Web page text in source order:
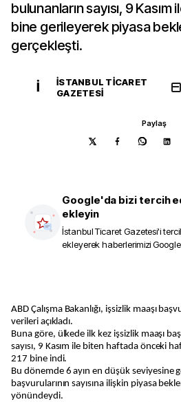
bulunanların sayısı, 9
bine gerileyerek piyasa
gerçekleşti.
İ
İSTANBUL TICARET
GAZETESI
Paylaş
Google'da bizi tercih
ekleyin
İstanbul Ticaret Gazetesi'i
ekleyerek haberlerimizi
ABD Çalışma Bakanlığı, işsizlik maaşı başvurularına ilişkin haftalık
verileri açıkladı.
Buna göre, ülkede ilk kez işsizlik maaşı
sayısı, 9 Kasım ile biten haftada önceki
217 bine indi.
Bu dönemde 6 ayın en düşük seviyesine
başvurularının sayısına ilişkin piyasa
yönündeydi.